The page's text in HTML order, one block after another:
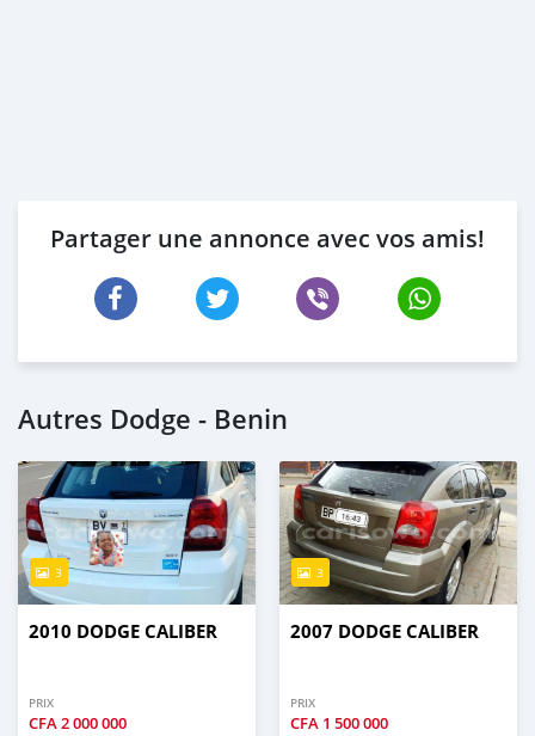
Partager une annonce avec vos amis!
Autres Dodge - Benin
3
2010 DODGE CALIBER
PRIX
CFA2 000 000
3
2007 DODGE CALIBER
PRIX
CFA 1 500 000